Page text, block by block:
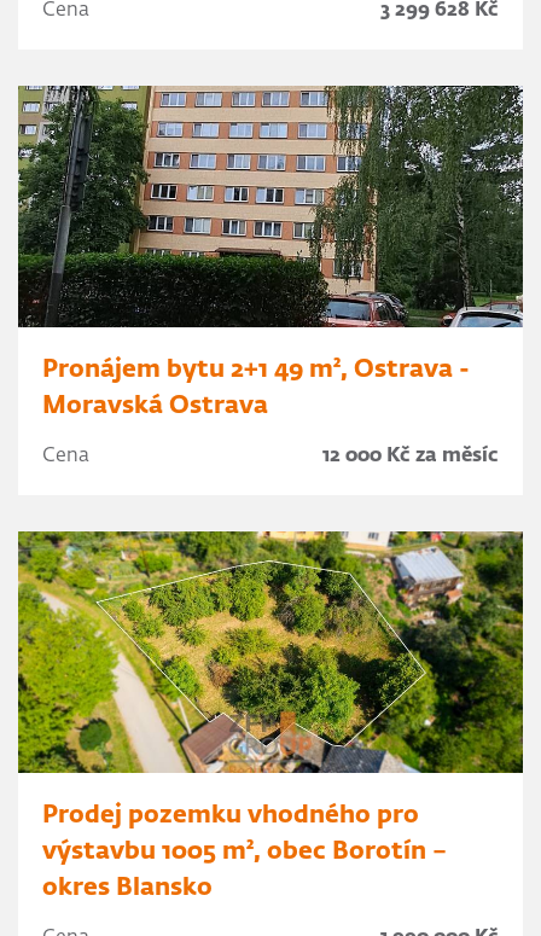
Cena 3 299 628 Kč
Pronájem bytu 2+1 49 m², Ostrava -
Moravská Ostrava
Cena 12 000 Kč za měsíc
Prodej pozemku vhodného pro
výstavbu 1005 m², obec Borotín –
okres Blansko